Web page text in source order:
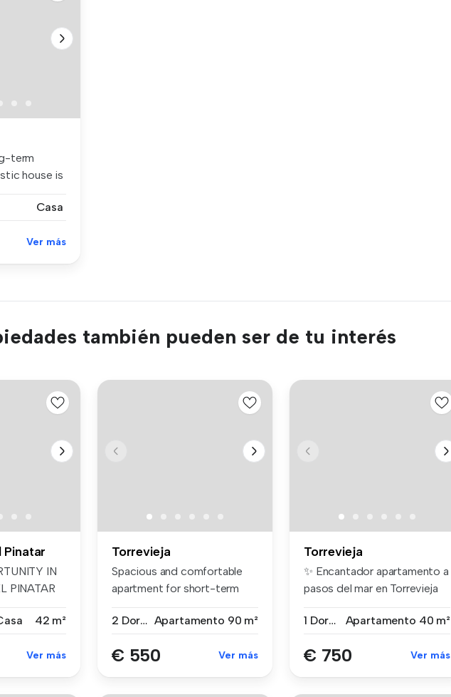
term
house is
Casa
Ver más
también pueden ser de tu interés
Pinatar
IN
PINATAR
42 m²
Ver más
Torrevieja
Spacious and comfortable
apartment for short-term
2 Dormitorios Apartamento 90 m²
€ 550 Ver más
Torrevieja
✨ Encantador apartamento a
pasos del mar en Torrevieja
1 Dormitorio
Apartamento 40 m²
€ 750 Ver más